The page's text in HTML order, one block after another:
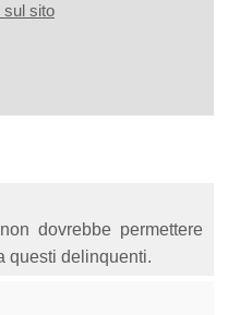
sul sito
dovrebbe permettere
questi delinquenti.